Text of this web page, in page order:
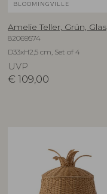
BLOOMINGVILLE
Amelie Teller, Grün, Glas
82069574
D33xH2,5 cm, Set of 4
UVP
€ 109,00